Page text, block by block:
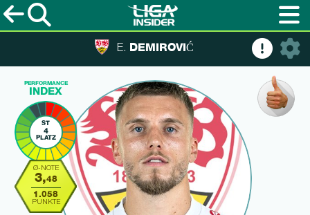
E. DEMIROVIĆ
PERFORMANCE
INDEX
ST
4
PLATZ
Ø-NOTE
3,48
1.058
PUNKTE